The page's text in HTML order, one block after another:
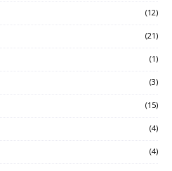
(12)
(21)
(1)
(3)
(15)
(4)
(4)